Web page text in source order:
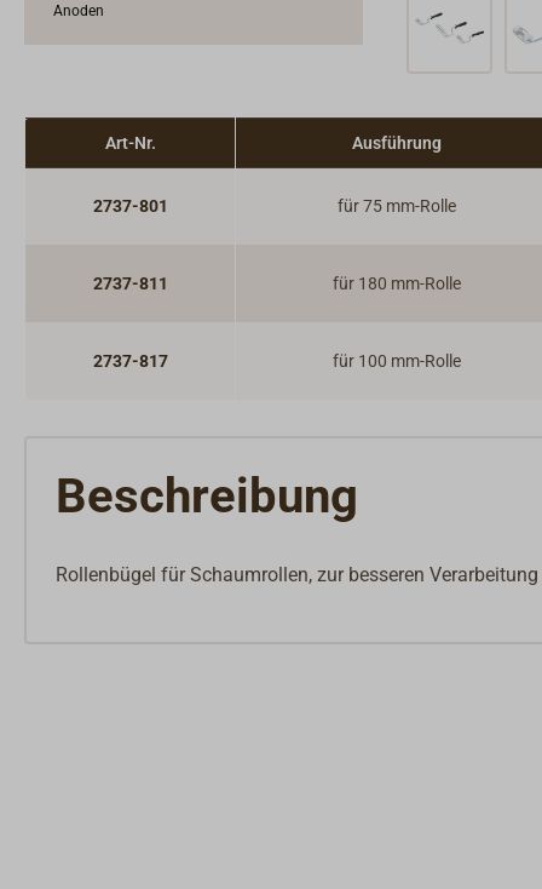
Anoden
Art-Nr. Ausführung
2737-801 für 75 mm-Rolle
2737-811 für 180 mm-Rolle
2737-817 für 100 mm-Rolle
Beschreibung
Rollenbügel für Schaumrollen, zur besseren